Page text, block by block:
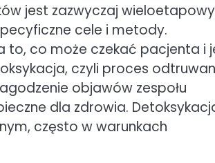
jest zazwyczaj
cele i metody.
to, co może czekać pacjenta i
czyli proces
objawów zespołu
dla zdrowia.
często w warunkach